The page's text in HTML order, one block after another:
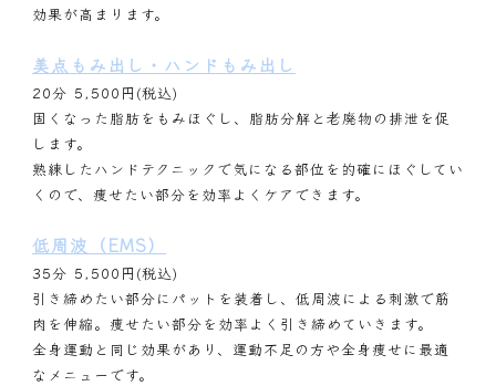
効果が高まります。
美点もみ出し・ハンドもみ出し
20分 5,500円(税込)
固くなった脂肪をもみほぐし、脂肪分解と老廃物の排泄を促
します。
熟練したハンドテクニックで気になる部位を的確にほぐしてい
くので、痩せたい部分を効率よくケアできます。
低周波（EMS）
35分 5,500円(税込)
引き締めたい部分にパットを装着し、低周波による刺激で筋
肉を伸縮。痩せたい部分を効率よく引き締めていきます。
全身運動と同じ効果があり、運動不足の方や全身痩せに最適
なメニューです。